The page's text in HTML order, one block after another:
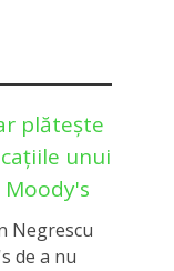
plătește
unui
Negrescu
de a nu